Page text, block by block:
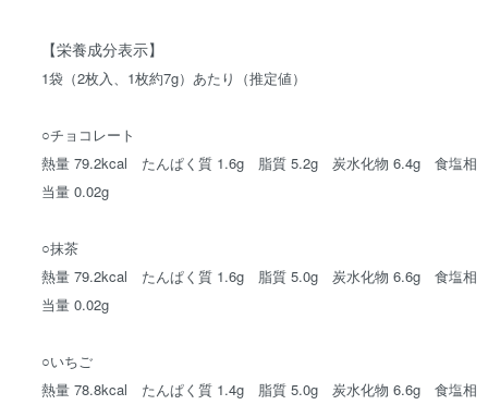
【栄養成分表示】
1袋（2枚入、1枚約7g）あたり（推定値）
○チョコレート
熱量 79.2kcal たんぱく質 1.6g 脂質 5.2g 炭水化物 6.4g 食塩相
当量 0.02g
○抹茶
熱量 79.2kcal たんぱく質 1.6g 脂質 5.0g 炭水化物 6.6g 食塩相
当量 0.02g
○いちご
熱量 78.8kcal たんぱく質 1.4g 脂質 5.0g 炭水化物 6.6g 食塩相